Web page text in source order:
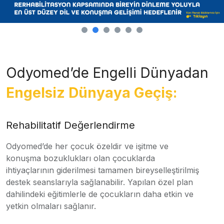
Odyomed’de Engelli Dünyadan
Engelsiz Dünyaya Geçiş:
Rehabilitatif Değerlendirme
Odyomed’de her çocuk özeldir ve işitme ve
konuşma bozuklukları olan çocuklarda
ihtiyaçlarının giderilmesi tamamen bireyselleştirilmiş
destek seanslarıyla sağlanabilir. Yapılan özel plan
dahilindeki eğitimlerle de çocukların daha etkin ve
yetkin olmaları sağlanır.